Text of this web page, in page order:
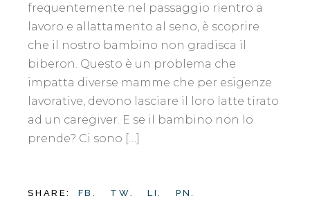
frequentemente nel passaggio rientro a
lavoro e allattamento al seno, è scoprire
che il nostro bambino non gradisca il
biberon. Questo è un problema che
impatta diverse mamme che per esigenze
lavorative, devono lasciare il loro latte tirato
ad un caregiver. E se il bambino non lo
prende? Ci sono […]
SHARE: FB. TW. LI. PN.